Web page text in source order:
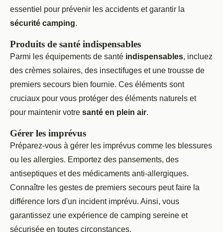
essentiel pour prévenir les accidents et garantir la
sécurité camping.
Produits de santé indispensables
Parmi les équipements de santé indispensables, incluez
des crèmes solaires, des insectifuges et une trousse de
premiers secours bien fournie. Ces éléments sont
cruciaux pour vous protéger des éléments naturels et
pour maintenir votre santé en plein air.
Gérer les imprévus
Préparez-vous à gérer les imprévus comme les blessures
ou les allergies. Emportez des pansements, des
antiseptiques et des médicaments anti-allergiques.
Connaître les gestes de premiers secours peut faire la
différence lors d'un incident imprévu. Ainsi, vous
garantissez une expérience de camping sereine et
sécurisée en toutes circonstances.